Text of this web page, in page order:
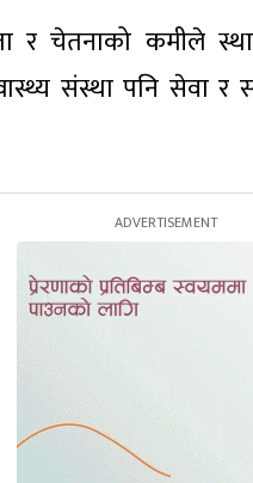
र चेतनाको कमीले
संस्था पनि सेवा र